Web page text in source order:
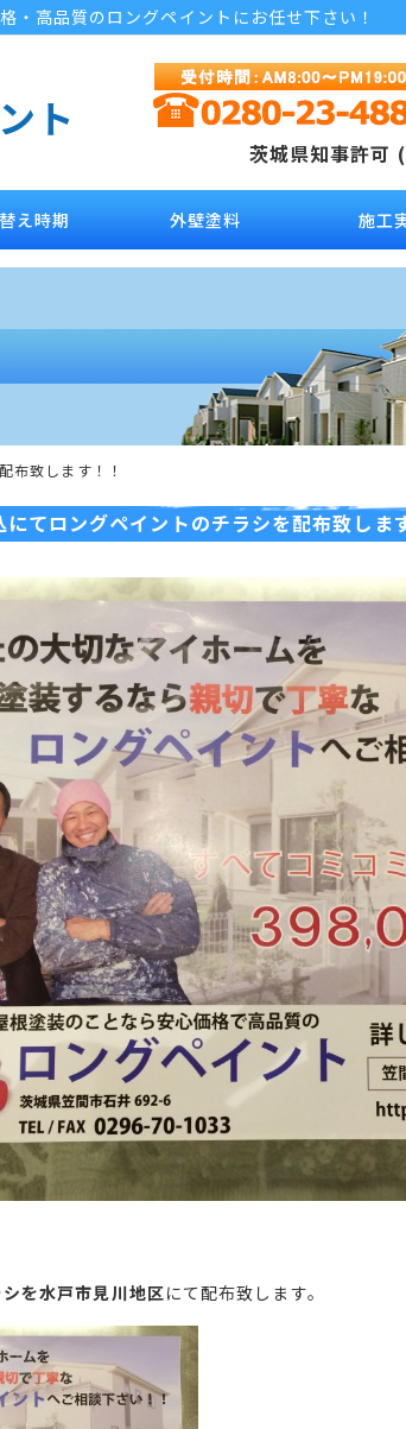
高品質のロングペイントにお任せ下さい！
ト
茨城県知事許可
え時期 外壁塗料 施工
布致します！！
てロングペイントのチラシを配布致しま
を水戸市見川地区にて配布致します。